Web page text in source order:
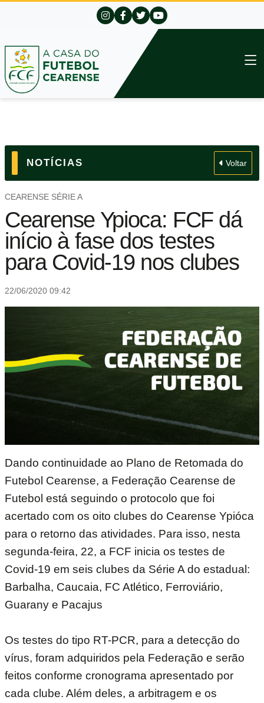
NOTÍCIAS Voltar
CEARENSE SÉRIE A
Cearense Ypioca: FCF dá
início à fase dos testes
para Covid-19 nos clubes
22/06/2020 09:42
Dando continuidade ao Plano de Retomada do
Futebol Cearense, a Federação Cearense de
Futebol está seguindo o protocolo que foi
acertado com os oito clubes do Cearense Ypióca
para o retorno das atividades. Para isso, nesta
segunda-feira, 22, a FCF inicia os testes de
Covid-19 em seis clubes da Série A do estadual:
Barbalha, Caucaia, FC Atlético, Ferroviário,
Guarany e Pacajus
Os testes do tipo RT-PCR, para a detecção do
vírus, foram adquiridos pela Federação e serão
feitos conforme cronograma apresentado por
cada clube. Além deles, a arbitragem e os